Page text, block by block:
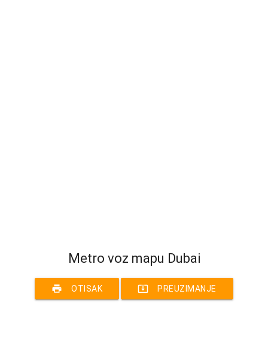
Metro voz mapu Dubai
print OTISAK system_update_alt PREUZIMANJE